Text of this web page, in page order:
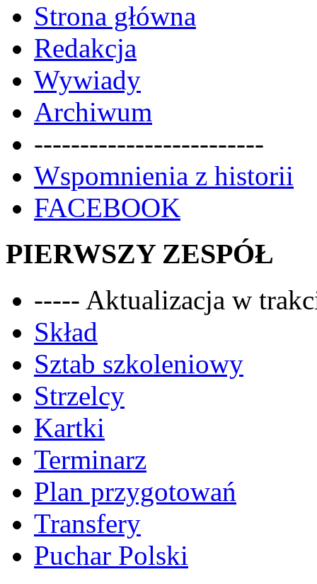
Strona główna
Redakcja
Wywiady
Archiwum
-------------------------
Wspomnienia z historii
FACEBOOK
PIERWSZY ZESPÓŁ
----- Aktualizacja w
Skład
Sztab szkoleniowy
Strzelcy
Kartki
Terminarz
Plan przygotowań
Transfery
Puchar Polski